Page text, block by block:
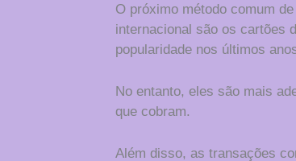
O próximo método comum
internacional são os cartões
popularidade nos últimos
No entanto, eles são mais
que cobram.
Além disso, as transações